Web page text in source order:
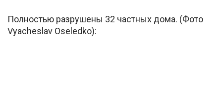
Полностью разрушены 32 частных дома. (Фото
Vyacheslav Oseledko):